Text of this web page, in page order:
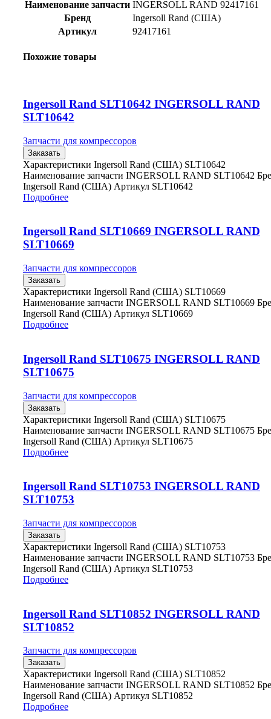
Наименование запчасти INGERSOLL RAND 92417161
Бренд
Ingersoll Rand (США)
Артикул
92417161
Похожие товары
Ingersoll Rand SLT10642 INGERSOLL RAND
SLT10642
Запчасти для компрессоров
Заказать
Характеристики Ingersoll Rand (США) SLT10642
Наименование запчасти INGERSOLL RAND SLT10642
Ingersoll Rand (США) Артикул SLT10642
Подробнее
Ingersoll Rand SLT10669 INGERSOLL RAND
SLT10669
Запчасти для компрессоров
Заказать
Характеристики Ingersoll Rand (США) SLT10669
Наименование запчасти INGERSOLL RAND SLT10669
Ingersoll Rand (США) Артикул SLT10669
Подробнее
Ingersoll Rand SLT10675 INGERSOLL RAND
SLT10675
Запчасти для компрессоров
Заказать
Характеристики Ingersoll Rand (США) SLT10675
Наименование запчасти INGERSOLL RAND SLT10675
Ingersoll Rand (США) Артикул SLT10675
Подробнее
Ingersoll Rand SLT10753 INGERSOLL RAND
SLT10753
Запчасти для компрессоров
Заказать
Характеристики Ingersoll Rand (США) SLT10753
Наименование запчасти INGERSOLL RAND SLT10753
Ingersoll Rand (США) Артикул SLT10753
Подробнее
Ingersoll Rand SLT10852 INGERSOLL RAND
SLT10852
Запчасти для компрессоров
Заказать
Характеристики Ingersoll Rand (США) SLT10852
Наименование запчасти INGERSOLL RAND SLT10852
Ingersoll Rand (США) Артикул SLT10852
Подробнее